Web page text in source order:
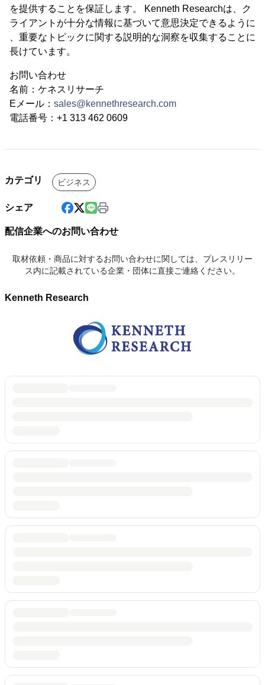
を提供することを保証します。 Kenneth Researchは、ク
ライアントが十分な情報に基づいて意思決定できるように
、重要なトピックに関する説明的な洞察を収集することに
長けています。
お問い合わせ
名前：ケネスリサーチ
Eメール： sales@kennethresearch.com
電話番号：+1 313 462 0609
カテゴリ ビジネス
シェア
配信企業へのお問い合わせ
取材依頼・商品に対するお問い合わせに関しては、プレスリリー
ス内に記載されている企業・団体に直接ご連絡ください。
Kenneth Research